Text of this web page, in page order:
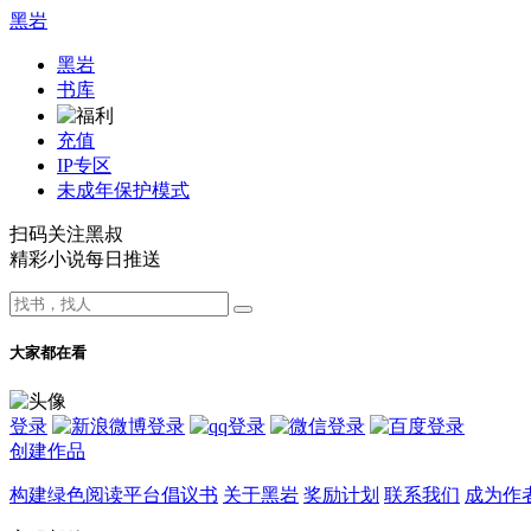
黑岩
黑岩
书库
充值
IP专区
未成年保护模式
扫码关注黑叔
精彩小说每日推送
大家都在看
登录
创建作品
构建绿色阅读平台倡议书 关于黑岩 奖励计划 联系我们 成为作